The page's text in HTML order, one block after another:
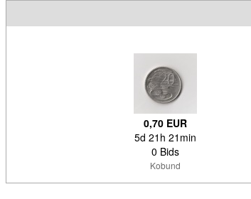
0,70 EUR
5d 21h 21min
0 Bids
Kobund